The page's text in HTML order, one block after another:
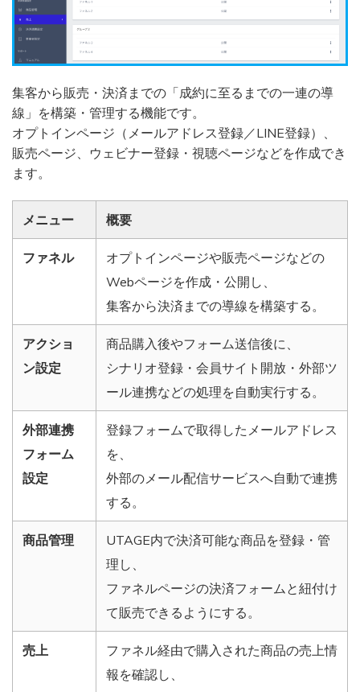
集客から販売・決済までの「成約に至るまでの一連の導
線」を構築・管理する機能です。
オプトインページ（メールアドレス登録／LINE登録）、
販売ページ、ウェビナー登録・視聴ページなどを作成でき
ます。
メニュー 概要
ファネル
オプトインページや販売ページなどの
Webページを作成・公開し、
集客から決済までの導線を構築する。
アクショ
ン設定
商品購入後やフォーム送信後に、
シナリオ登録・会員サイト開放・外部ツ
ール連携などの処理を自動実行する。
外部連携
フォーム
設定
登録フォームで取得したメールアドレス
を、
外部のメール配信サービスへ自動で連携
する。
商品管理
UTAGE内で決済可能な商品を登録・管
理し、
ファネルページの決済フォームと紐付け
て販売できるようにする。
売上
ファネル経由で購入された商品の売上情
報を確認し、